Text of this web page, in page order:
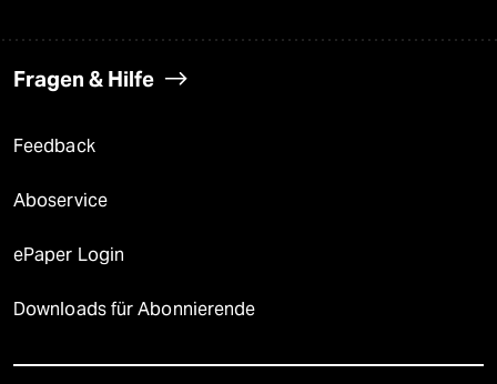
Fragen & Hilfe
Feedback
Aboservice
ePaper Login
Downloads für Abonnierende